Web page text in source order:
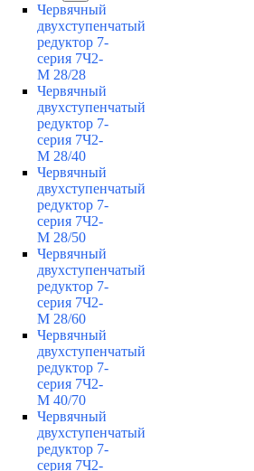
Червячный
двухступенчатый
редуктор 7-
серия 7Ч2-
М 28/28
Червячный
двухступенчатый
редуктор 7-
серия 7Ч2-
М 28/40
Червячный
двухступенчатый
редуктор 7-
серия 7Ч2-
М 28/50
Червячный
двухступенчатый
редуктор 7-
серия 7Ч2-
М 28/60
Червячный
двухступенчатый
редуктор 7-
серия 7Ч2-
М 40/70
Червячный
двухступенчатый
редуктор 7-
серия 7Ч2-